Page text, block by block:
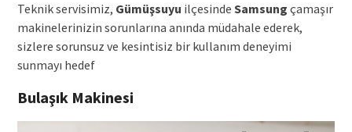
Teknik servisimiz, Gümüşsuyu ilçesinde Samsung çamaşır
makinelerinizin sorunlarına anında müdahale ederek,
sizlere sorunsuz ve kesintisiz bir kullanım deneyimi
sunmayı hedef
Bulaşık Makinesi